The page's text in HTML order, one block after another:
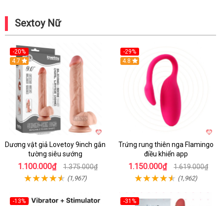
Sextoy Nữ
-20%
Hot
4.7
Dương vật giả Lovetoy 9inch gắn
tường siêu sướng
1.100.000₫ 1.375.000₫
(1,967)
-29%
Hot
4.8
Trứng rung thiên nga Flamingo
điều khiển app
1.150.000₫ 1.619.000₫
(1,962)
-13%
-31%